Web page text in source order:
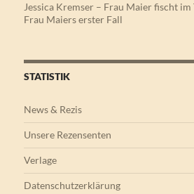
Jessica Kremser – Frau Maier fischt im
Frau Maiers erster Fall
STATISTIK
News & Rezis
Unsere Rezensenten
Verlage
Datenschutzerklärung